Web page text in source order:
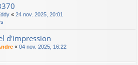
« 24 nov. 2025, 20:01
d'impression
« 04 nov. 2025, 16:22